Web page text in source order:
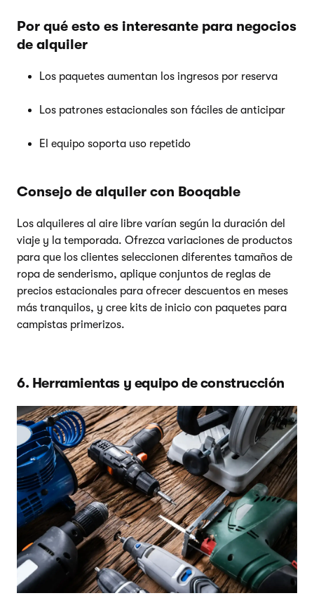
Por qué esto es interesante para negocios
de alquiler
Los paquetes aumentan los ingresos por reserva
Los patrones estacionales son fáciles de anticipar
El equipo soporta uso repetido
Consejo de alquiler con Booqable
Los alquileres al aire libre varían según la duración del
viaje y la temporada. Ofrezca variaciones de productos
para que los clientes seleccionen diferentes tamaños de
ropa de senderismo, aplique conjuntos de reglas de
precios estacionales para ofrecer descuentos en meses
más tranquilos, y cree kits de inicio con paquetes para
campistas primerizos.
6. Herramientas y equipo de construcción